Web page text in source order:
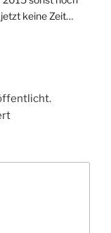
keine Zeit…